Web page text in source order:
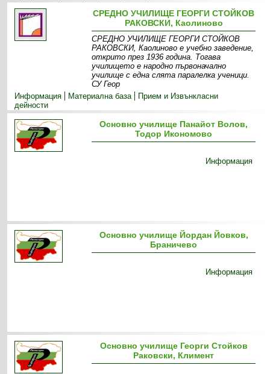
СРЕДНО УЧИЛИЩЕ ГЕОРГИ СТОЙКОВ
РАКОВСКИ, Каолиново
СРЕДНО УЧИЛИЩЕ ГЕОРГИ СТОЙКОВ
РАКОВСКИ, Каолиново е учебно заведение,
открито през 1936 година. Тогава
училището е народно първоначално
училище с една слята паралелка ученици.
СУ Геор
Информация
Материална база
Прием и Извънкласни
дейности
Основно училище Панайот Волов,
Тодор Икономово
Информация
Основно училище Йордан Йовков,
Браничево
Информация
Основно училище Георги Стойков
Раковски, Климент